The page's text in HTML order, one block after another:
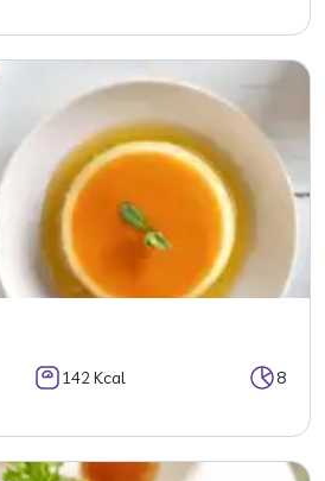
142 Kcal 8